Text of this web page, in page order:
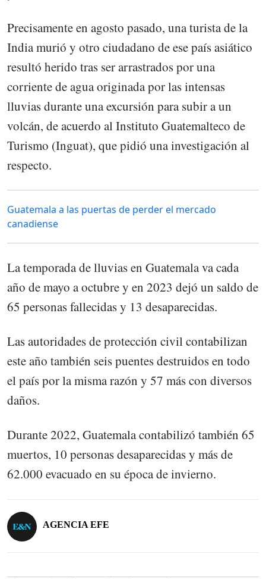
Precisamente en agosto pasado, una turista de la
India murió y otro ciudadano de ese país asiático
resultó herido tras ser arrastrados por una
corriente de agua originada por las intensas
lluvias durante una excursión para subir a un
volcán, de acuerdo al Instituto Guatemalteco de
Turismo (Inguat), que pidió una investigación al
respecto.
Guatemala a las puertas de perder el mercado
canadiense
La temporada de lluvias en Guatemala va cada
año de mayo a octubre y en 2023 dejó un saldo de
65 personas fallecidas y 13 desaparecidas.
Las autoridades de protección civil contabilizan
este año también seis puentes destruidos en todo
el país por la misma razón y 57 más con diversos
daños.
Durante 2022, Guatemala contabilizó también 65
muertos, 10 personas desaparecidas y más de
62.000 evacuado en su época de invierno.
AGENCIA EFE